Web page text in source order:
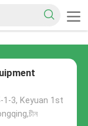
1-3, Keyuan 1st